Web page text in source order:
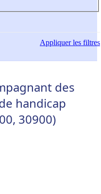
Appliquerles filtres
des
handicap
30900)